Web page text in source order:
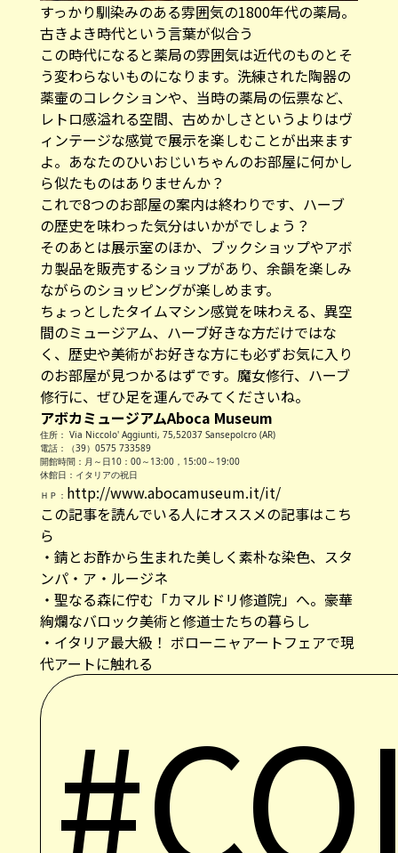
すっかり馴染みのある雰囲気の1800年代の薬局。
古きよき時代という言葉が似合う
この時代になると薬局の雰囲気は近代のものとそ
う変わらないものになります。洗練された陶器の
薬壷のコレクションや、当時の薬局の伝票など、
レトロ感溢れる空間、古めかしさというよりはヴ
ィンテージな感覚で展示を楽しむことが出来ます
よ。あなたのひいおじいちゃんのお部屋に何かし
ら似たものはありませんか？
これで8つのお部屋の案内は終わりです、ハーブ
の歴史を味わった気分はいかがでしょう？
そのあとは展示室のほか、ブックショップやアボ
カ製品を販売するショップがあり、余韻を楽しみ
ながらのショッピングが楽しめます。
ちょっとしたタイムマシン感覚を味わえる、異空
間のミュージアム、ハーブ好きな方だけではな
く、歴史や美術がお好きな方にも必ずお気に入り
のお部屋が見つかるはずです。魔女修行、ハーブ
修行に、ぜひ足を運んでみてくださいね。
アボカミュージアムAboca Museum
住所： Via Niccolo' Aggiunti, 75,52037 Sansepolcro (AR)
電話：（39）0575 733589
開館時間：月～日10：00～13:00，15:00～19:00
休館日：イタリアの祝日
ＨＰ： http://www.abocamuseum.it/it/
この記事を読んでいる人にオススメの記事はこち
ら
・ 錆とお酢から生まれた美しく素朴な染色、スタ
ンパ・ア・ルージネ
・ 聖なる森に佇む「カマルドリ修道院」へ。豪華
絢爛なバロック美術と修道士たちの暮らし
・ イタリア最大級！ ボローニャアートフェアで現
代アートに触れる